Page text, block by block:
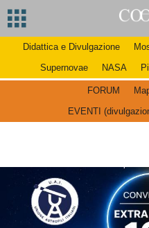
Didattica e Divulgazione
Supernovae
NASA
FORUM
EVENTI